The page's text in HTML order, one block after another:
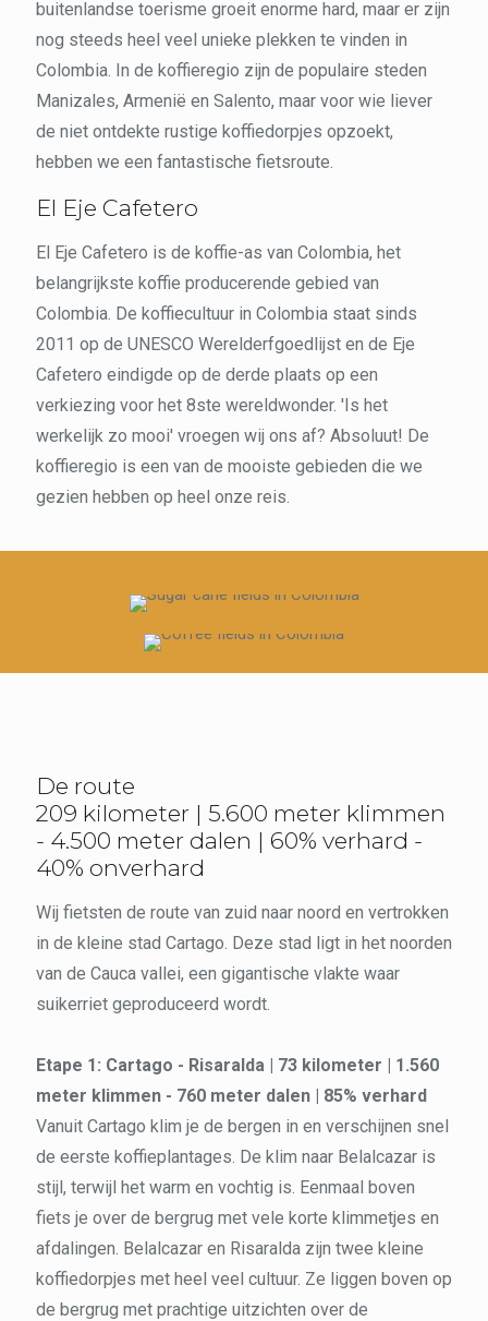
buitenlandse toerisme groeit enorme hard, maar er zijn
nog steeds heel veel unieke plekken te vinden in
Colombia. In de koffieregio zijn de populaire steden
Manizales, Armenië en Salento, maar voor wie liever
de niet ontdekte rustige koffiedorpjes opzoekt,
hebben we een fantastische fietsroute.
El Eje Cafetero
El Eje Cafetero is de koffie-as van Colombia, het
belangrijkste koffie producerende gebied van
Colombia. De koffiecultuur in Colombia staat sinds
2011 op de UNESCO Werelderfgoedlijst en de Eje
Cafetero eindigde op de derde plaats op een
verkiezing voor het 8ste wereldwonder. 'Is het
werkelijk zo mooi' vroegen wij ons af? Absoluut! De
koffieregio is een van de mooiste gebieden die we
gezien hebben op heel onze reis.
De route
209 kilometer | 5.600 meter klimmen
- 4.500 meter dalen | 60% verhard -
40% onverhard
Wij fietsten de route van zuid naar noord en vertrokken
in de kleine stad Cartago. Deze stad ligt in het noorden
van de Cauca vallei, een gigantische vlakte waar
suikerriet geproduceerd wordt.
Etape 1: Cartago - Risaralda | 73 kilometer | 1.560
meter klimmen - 760 meter dalen | 85% verhard
Vanuit Cartago klim je de bergen in en verschijnen snel
de eerste koffieplantages. De klim naar Belalcazar is
stijl, terwijl het warm en vochtig is. Eenmaal boven
fiets je over de bergrug met vele korte klimmetjes en
afdalingen. Belalcazar en Risaralda zijn twee kleine
koffiedorpjes met heel veel cultuur. Ze liggen boven op
de bergrug met prachtige uitzichten over de